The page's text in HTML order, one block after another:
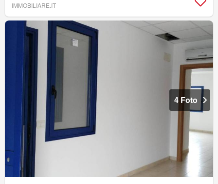
IMMOBILIARE.IT
4 Foto